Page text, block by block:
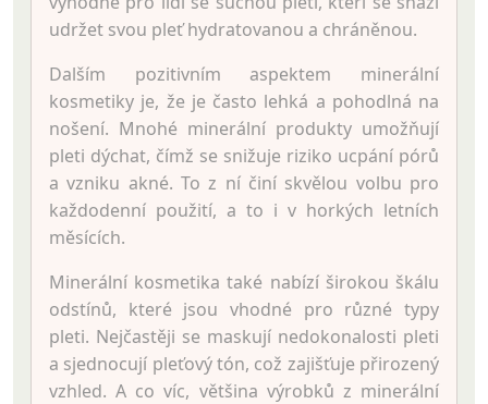
udržet svou pleť hydratovanou a chráněnou.
Dalším pozitivním aspektem minerální
kosmetiky je, že je často lehká a pohodlná na
nošení. Mnohé minerální produkty umožňují
pleti dýchat, čímž se snižuje riziko ucpání pórů
a vzniku akné. To z ní činí skvělou volbu pro
každodenní použití, a to i v horkých letních
měsících.
Minerální kosmetika také nabízí širokou škálu
odstínů, které jsou vhodné pro různé typy
pleti. Nejčastěji se maskují nedokonalosti pleti
a sjednocují pleťový tón, což zajišťuje přirozený
vzhled. A co víc, většina výrobků z minerální